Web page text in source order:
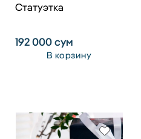
Статуэтка
192 000сум
В корзину